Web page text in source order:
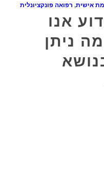
אישית, רפואה פונקציונלית
אנו
ניתן